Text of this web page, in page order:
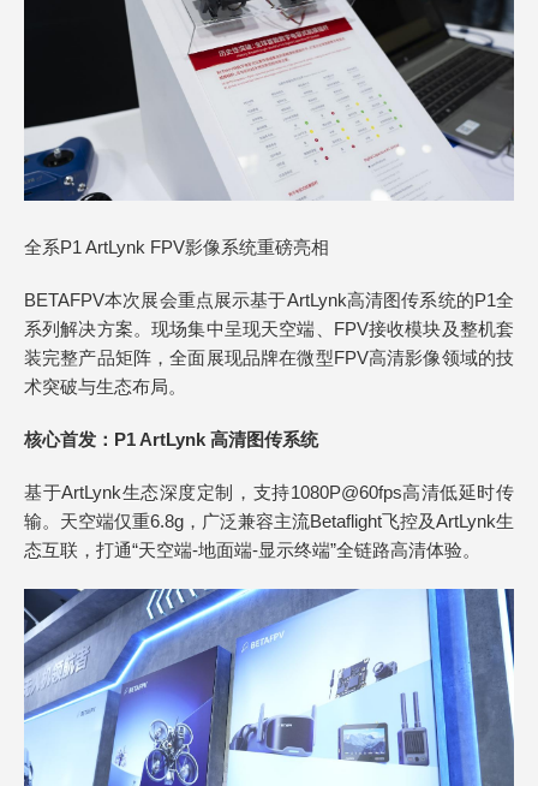
全系P1 ArtLynk FPV影像系统重磅亮相
BETAFPV本次展会重点展示基于ArtLynk高清图传系统的P1全
系列解决方案。现场集中呈现天空端、FPV接收模块及整机套
装完整产品矩阵，全面展现品牌在微型FPV高清影像领域的技
术突破与生态布局。
核心首发：P1 ArtLynk 高清图传系统
基于ArtLynk生态深度定制，支持1080P@60fps高清低延时传
输。天空端仅重6.8g，广泛兼容主流Betaflight飞控及ArtLynk生
态互联，打通“天空端-地面端-显示终端”全链路高清体验。